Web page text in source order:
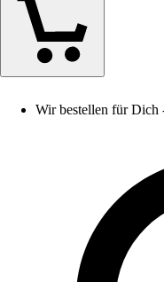
Wir bestellen für Dich